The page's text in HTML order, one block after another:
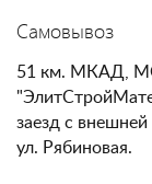
Самовывоз
51 км. МКАД, МО,
заезд с
ул. Рябиновая.